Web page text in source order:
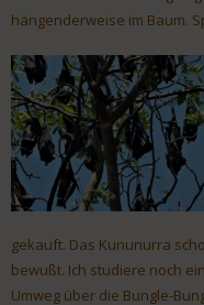
hängenderweise im Baum.
gekauft. Das Kununurra
bewußt. Ich studiere noch
Umweg über die Bungle-